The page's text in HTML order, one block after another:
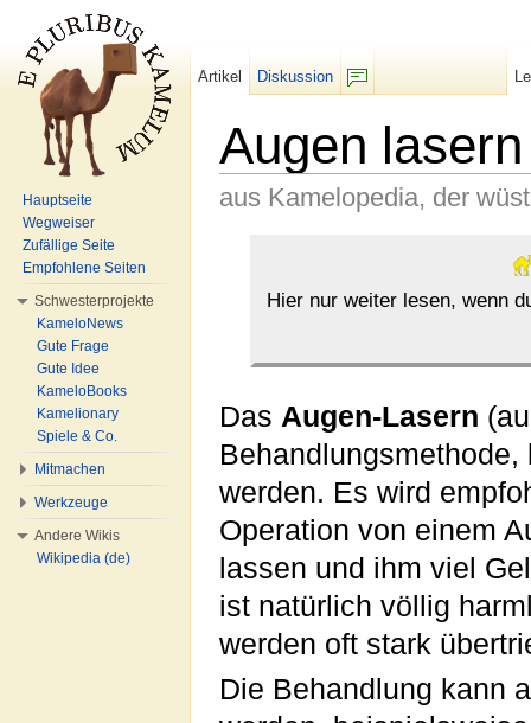
Augen lasern
aus Kamelopedia, der
Hier nur weiter lesen, wenn
Das Augen-Lasern
werden. Es wird
Operation von einem
lassen und ihm viel
ist natürlich völlig
werden oft stark
Die Behandlung kann
Artikel
Diskussion
Hauptseite
Wegweiser
Zufällige Seite
Empfohlene Seiten
Schwesterprojekte
KameloNews
Gute Frage
Gute Idee
KameloBooks
Kamelionary
Spiele & Co.
Mitmachen
Werkzeuge
Andere Wikis
Wikipedia (de)